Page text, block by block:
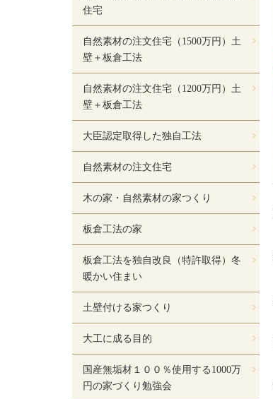
住宅
自然素材の注文住宅（1500万円）土
壁＋板倉工法
自然素材の注文住宅（1200万円）土
壁＋板倉工法
大臣認定取得した独自工法
自然素材の注文住宅
木の家・自然素材の家つくり
板倉工法の家
板倉工法を独自改良（特許取得）冬
暖かい住まい
土壁付ける家つくり
大工に成る目的
国産無垢材１００％使用する1000万
円の家づくり勉強会